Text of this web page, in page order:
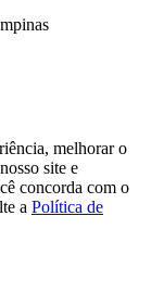
melhorar o
site e
concorda com o
a Política de